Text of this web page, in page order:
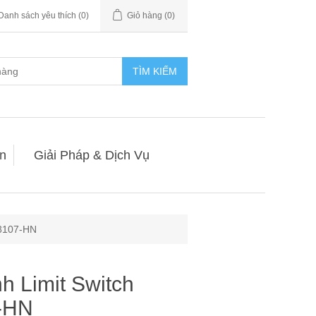
Danh sách yêu thích (0) Giỏ hàng (0)
TÌM KIẾM
Giải Pháp & Dịch Vụ
HN
Limit Switch